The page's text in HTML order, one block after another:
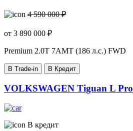
4 590 000 ₽
от 3 890 000 ₽
Premium 2.0T 7AMT (186 л.с.) FWD
В Trade-in В Кредит
VOLKSWAGEN Tiguan L Pro
В кредит